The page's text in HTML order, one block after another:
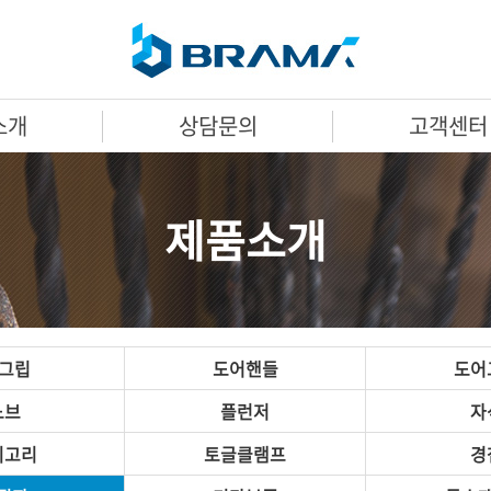
개 상담문의 고객센터
제품소개
립 도어핸들
도
플런저
자
리
토글클램프